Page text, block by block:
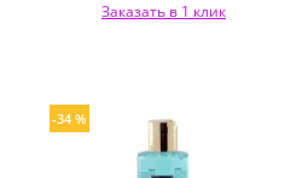
Заказать в 1 клик
-34 %